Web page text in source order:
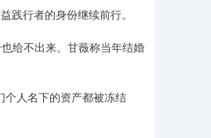
践行者的身份继续前行。
给不出来。甘薇称当年结婚
个人名下的资产都被冻结